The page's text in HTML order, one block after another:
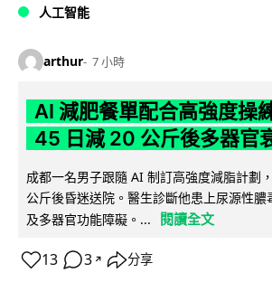
人工智能
arthur 7 小時
AI 減肥餐單配合高強度
45 日減 20 公斤後多器官
成都一名男子跟隨 AI 制訂高強度減脂計劃
公斤後昏迷送院。醫生診斷他患上尿源性膿
及多器官功能障礙。...
閱讀全文
13 3 ↗ 分享